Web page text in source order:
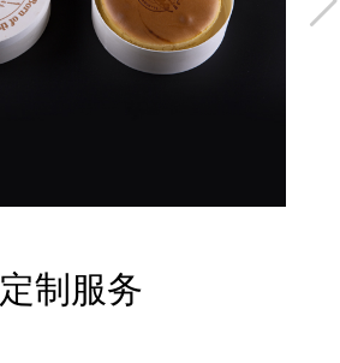
定制服务